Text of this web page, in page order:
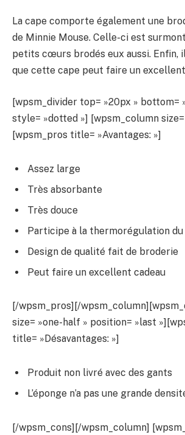
La cape comporte également une
de Minnie Mouse. Celle-ci est
petits cœurs brodés eux aussi. Enfin,
que cette cape peut faire un excellent
[wpsm_divider top= »20px » bottom=
style= »dotted »] [wpsm_column
[wpsm_pros title= »Avantages: »]
Assez large
Très absorbante
Très douce
Participe à la thermorégulation du
Design de qualité fait de broderie
Peut faire un excellent cadeau
[/wpsm_pros][/
size= »one-half » position= »last
title= »Désavantages: »]
Produit non livré avec des gants
L’éponge n’a pas une grande
[/wpsm_cons][/wpsm_column]